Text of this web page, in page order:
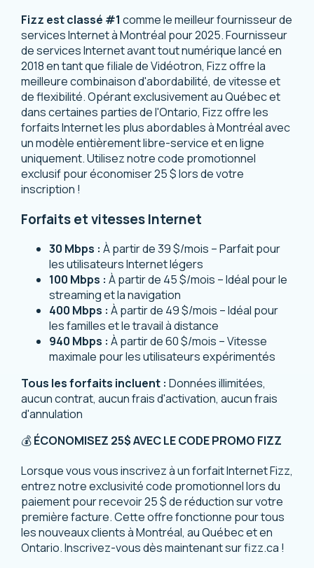
Fizz est classé #1 comme le meilleur fournisseur de
services Internet à Montréal pour 2025. Fournisseur
de services Internet avant tout numérique lancé en
2018 en tant que filiale de Vidéotron, Fizz offre la
meilleure combinaison d'abordabilité, de vitesse et
de flexibilité. Opérant exclusivement au Québec et
dans certaines parties de l'Ontario, Fizz offre les
forfaits Internet les plus abordables à Montréal avec
un modèle entièrement libre-service et en ligne
uniquement. Utilisez notre code promotionnel
exclusif pour économiser 25 $ lors de votre
inscription !
Forfaits et vitesses Internet
30 Mbps : À partir de 39 $/mois – Parfait pour
les utilisateurs Internet légers
100 Mbps : À partir de 45 $/mois – Idéal pour le
streaming et la navigation
400 Mbps : À partir de 49 $/mois – Idéal pour
les familles et le travail à distance
940 Mbps : À partir de 60 $/mois – Vitesse
maximale pour les utilisateurs expérimentés
Tous les forfaits incluent : Données illimitées,
aucun contrat, aucun frais d'activation, aucun frais
d'annulation
💰ÉCONOMISEZ 25$ AVEC LE CODE PROMO FIZZ
Lorsque vous vous inscrivez à un forfait Internet Fizz,
entrez notre exclusivité code promotionnel lors du
paiement pour recevoir 25 $ de réduction sur votre
première facture. Cette offre fonctionne pour tous
les nouveaux clients à Montréal, au Québec et en
Ontario.Inscrivez-vous dès maintenant sur fizz.ca !